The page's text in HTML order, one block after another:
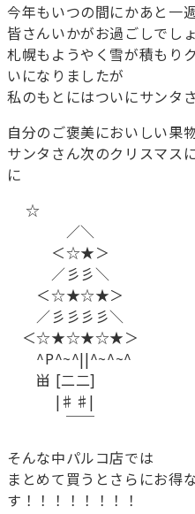
今年もいつの間にかあと一
皆さんいかがお過ごしでし
札幌もようやく雪が積もり
いになりましたが
私のもとにはついにサンタ
自分のご褒美においしい果
サンタさん次のクリスマス
に
☆
／＼
＜☆★＞
／彡彡＼
＜☆★☆★＞
／彡彡彡彡＼
＜☆★☆★☆★＞
^P^~^||^~^~^
畄 [二二]
|♯♯|
￣￣
そんな中パルコ店では
まとめて買うとさらにお得
す！！！！！！！！